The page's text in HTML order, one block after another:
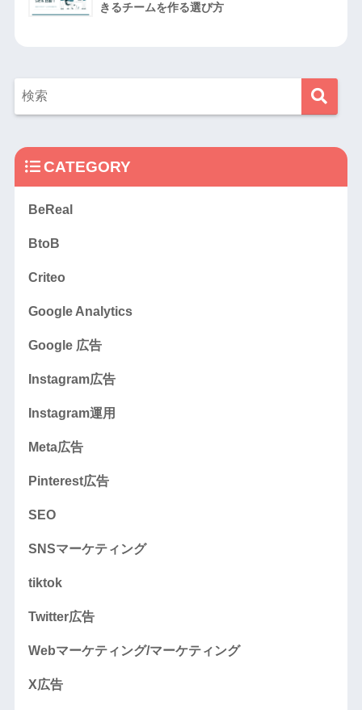
きるチームを作る選び方
CATEGORY
BeReal
BtoB
Criteo
Google Analytics
Google 広告
Instagram広告
Instagram運用
Meta広告
Pinterest広告
SEO
SNSマーケティング
tiktok
Twitter広告
Webマーケティング/マーケティング
X広告